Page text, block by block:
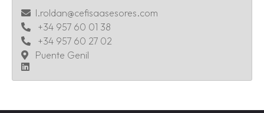
l.roldan@cefisaasesores.com
+34 957 60 01 38
+34 957 60 27 02
Puente Genil